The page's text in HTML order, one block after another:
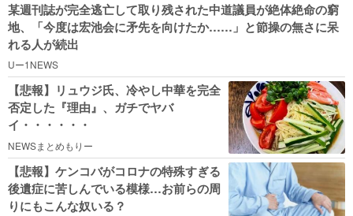
某週刊誌が完全逃亡して取り残された中道議員が絶体絶命の窮
地、「今度は宏池会に矛先を向けたか……」と節操の無さに呆
れる人が続出
Uー1NEWS
【悲報】リュウジ氏、冷やし中華を完全
否定した『理由』、ガチでヤバ
イ・・・・・・
NEWSまとめもりー
【悲報】ケンコバがコロナの特殊すぎる
後遺症に苦しんでいる模様…お前らの周
りにもこんな奴いる？